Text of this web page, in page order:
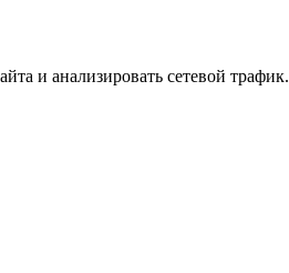
и анализировать сетевой трафик.